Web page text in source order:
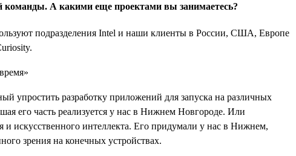
команды. А какими еще проектами вы занимаетесь?
подразделения Intel и наши клиенты в России, США, Европе
разработку приложений для запуска на различных
его часть реализуется у нас в Нижнем Новгороде. Или
искусственного интеллекта. Его придумали у нас в Нижнем,
зрения на конечных устройствах.